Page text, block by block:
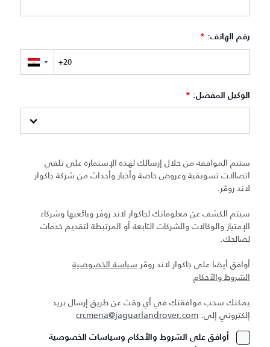
رقم الهاتف: *
▼
الوكيل المفضل: *
ستتم الموافقة من خلال إرسالك لهذه الإستمارة على تلقي
اتصالات تسويقية وعروض خاصة وأخبار وأحداث من شركة جاكوار
لاند روڤر.
سيتم الكشف عن معلوماتك لجاكوار لاند روڤر وبائعيها وشركاء
الإمتياز والوكالات والشركات التابعة أو المرتبطة لتقديم خدمات
لصالحك.
أوافق أيضا على جاكوار لاند روڤر سياسة الخصوصية
الشروط والأحكام
يمكنك سحب موافقتك في أي وقت عن طريق إرسال بريد
إلكتروني إلى: crcmena@jaguarlandrover.com
أوافق على الشروط والأحكام وسياسات الخصوصية